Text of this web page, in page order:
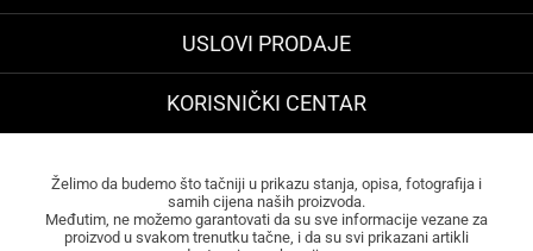
USLOVI PRODAJE
KORISNIČKI CENTAR
Želimo da budemo što tačniji u prikazu stanja, opisa, fotografija i
samih cijena naših proizvoda.
Međutim, ne možemo garantovati da su sve informacije vezane za
proizvod u svakom trenutku tačne, i da su svi prikazani artikli